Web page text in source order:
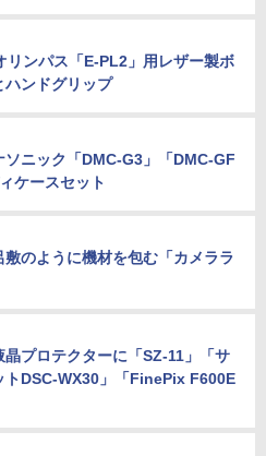
ンパス「E-PL2」用レザー製ボ
ハンドグリップ
ソニック「DMC-G3」「DMC-GF
ケースセット
敷のように機材を包む「カメララ
晶プロテクターに「SZ-11」「サ
トDSC-WX30」「FinePix F600E